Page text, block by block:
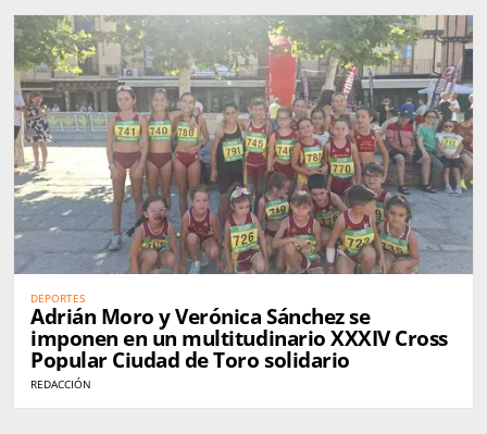
DEPORTES
Adrián Moro y Verónica Sánchez se
imponen en un multitudinario XXXIV Cross
Popular Ciudad de Toro solidario
REDACCIÓN